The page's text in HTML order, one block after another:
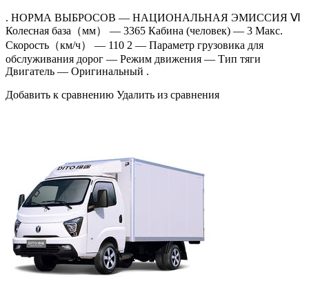
. НОРМА ВЫБРОСОВ — НАЦИОНАЛЬНАЯ ЭМИССИЯ Ⅵ
Колесная база（мм） — 3365 Кабина (человек) — 3 Макс.
Скорость（км/ч） — 110 2 — Параметр грузовика для
обслуживания дорог — Режим движения — Тип тяги
Двигатель — Оригинальный .
Добавить к сравнению Удалить из сравнения